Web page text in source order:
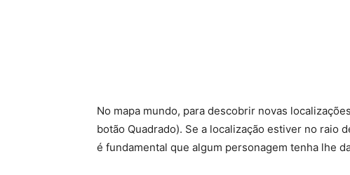
No mapa mundo, para descobrir novas
botão Quadrado). Se a localização estiver no raio
é fundamental que algum personagem tenha lhe